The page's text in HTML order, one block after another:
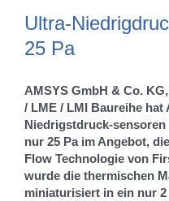
Ultra-
25 Pa
AMSYS GmbH & Co.
/ LME / LMI Baureihe hat
Niedrigstdruck-
nur 25 Pa im Angebot,
Flow Technologie von
wurde die thermischen
miniaturisiert in ein nur